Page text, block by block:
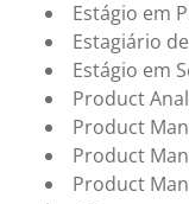
Estágio em
Estagiário
Estágio em
Product
Product
Product
Product